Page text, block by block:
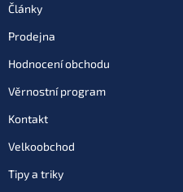
Články
Prodejna
Hodnocení obchodu
Věrnostní program
Kontakt
Velkoobchod
Tipy a triky